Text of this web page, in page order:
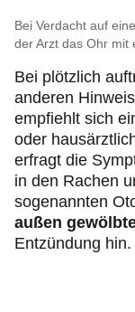
Bei Verdacht auf
der Arzt das Ohr mit
Bei plötzlich
anderen
empfiehlt sich
oder
erfragt die
in den Rachen
sogenannten
außen
Entzündung hin.